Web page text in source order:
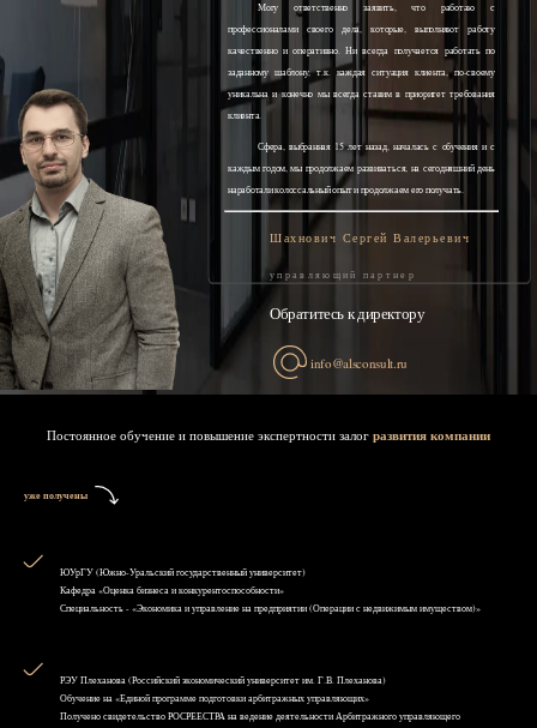
Могу ответственно заявить, что работаю с
профессионалами своего дела, которые, выполняют работу
качественно и оперативно. Ни всегда получается работать по
заданному шаблону, т.к. каждая ситуация клиента, по-своему
уникальна и конечно мы всегда ставим в приоритет требования
клиента.
Сфера, выбранная 15 лет назад, началась с обучения и с
каждым годом, мы продолжаем развиваться, на сегодняшний день
наработали колоссальный опыт и продолжаем его получать.
Шахнович Сергей Валерьевич
управляющий партнер
Обратитесь к директору
info@alsconsult.ru
Постоянное обучение и повышение экспертности залог развития компании
уже получены
ЮУрГУ (Южно-Уральский государственный университет)
Кафедра «Оценка бизнеса и конкурентоспособности»
Специальность - «Экономика и управление на предприятии (Операции с недвижимым имуществом)»
РЭУ Плеханова (Российский экономический университет им. Г.В. Плеханова)
Обучение на «Единой программе подготовки арбитражных управляющих»
Получено свидетельство РОСРЕЕСТРА на ведение деятельности Арбитражного управляющего